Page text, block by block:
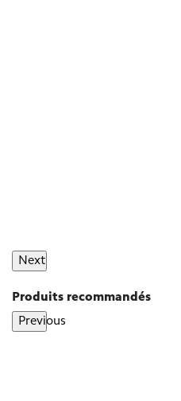
Next
Produits recommandés
Previous